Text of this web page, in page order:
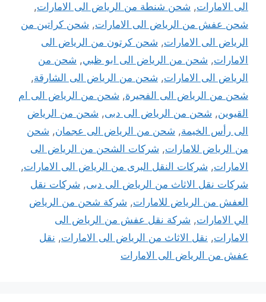
الى الامارات, شحن شنطة من الرياض الى الامارات,
شحن عفش من الرياض الى الامارات, شحن كراتين من
الرياض الى الامارات, شحن كرتون من الرياض الى
الامارات, شحن من الرياض الى ابو ظبي, شحن من
الرياض الى الامارات, شحن من الرياض الى الشارقة,
شحن من الرياض الى الفجيرة, شحن من الرياض الى ام
القيوين, شحن من الرياض الى دبى, شحن من الرياض
الى رأس الخيمة, شحن من الرياض الى عجمان, شحن
من الرياض للامارات, شركات الشحن من الرياض الى
الامارات, شركات النقل البرى من الرياض الى الامارات,
شركات نقل الاثاث من الرياض الى دبى, شركات نقل
العفش من الرياض للامارات, شركة شحن من الرياض
الي الامارات, شركة نقل عفش من الرياض الى
الامارات, نقل الاثاث من الرياض الى الامارات, نقل
عفش من الرياض الى الامارات